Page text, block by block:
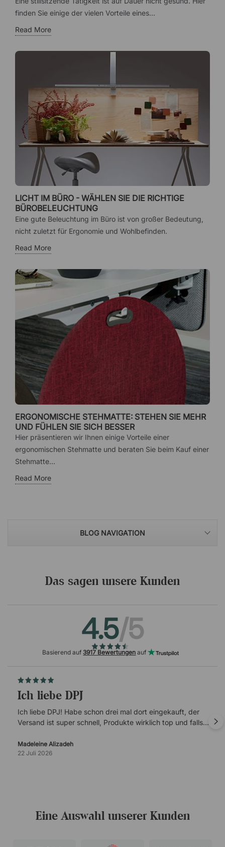
finden Sie einige der vielen Vorteile eines...
Read More
LICHT IM BÜRO - WÄHLEN SIE DIE RICHTIGE
BÜROBELEUCHTUNG
Eine gute Beleuchtung im Büro ist von großer Bedeutung,
nicht zuletzt für Ergonomie und Wohlbefinden.
Read More
ERGONOMISCHE STEHMATTE: STEHEN SIE MEHR
UND FÜHLEN SIE SICH BESSER
Hier präsentieren wir Ihnen einige Vorteile einer
ergonomischen Stehmatte und beraten Sie beim Kauf einer
Stehmatte...
Read More
BLOG NAVIGATION
Das sagen unsere Kunden
4.5/5
Basierend auf 3917 Bewertungen auf
Ich liebe DPJ
Ich liebe DPJ! Habe schon drei mal dort eingekauft, der
Versand ist super schnell, Produkte wirklich top und falls
verlässlich.
Madeleine Alizadeh
22 Juli 2026
Eine Auswahl unserer Kunden